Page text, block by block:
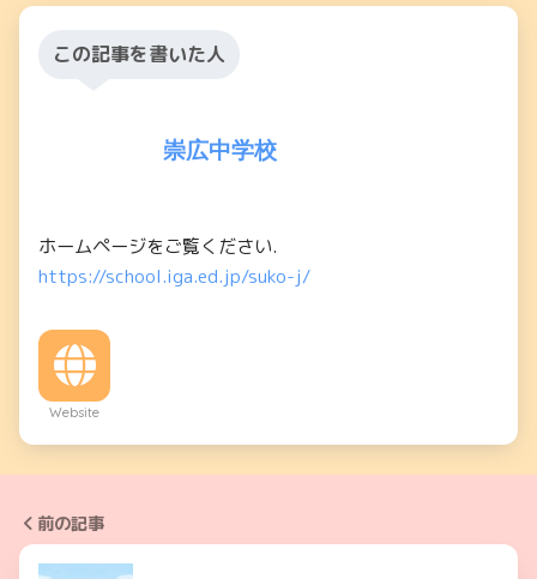
この記事を書いた人
崇広中学校
ホームページをご覧ください.
https://school.iga.ed.jp/suko-j/
Website
前の記事